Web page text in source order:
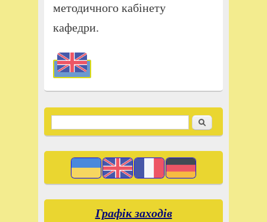
методичного кабінету
кафедри.
Search form Recherche
Графік заходів